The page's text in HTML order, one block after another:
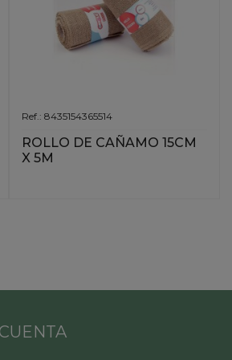
Ref.: 8435154365514
ROLLO DE CAÑAMO 15CM
X 5M